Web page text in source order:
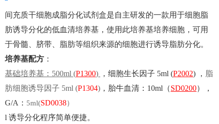
间充质干细胞成脂分化试剂盒是自主研发的一款用于细胞脂
肪诱导分化的低血清培养基，使用此培养基培养细胞，可用
于骨髓、脐带、脂肪等组织来源的细胞进行诱导脂肪分化。
培养基配方 ：
基础培养基：500ml (P1300) ，细胞生长因子 5ml (P2002) ， 脂
肪细胞诱导因子 5ml (P1304) ，胎牛血清：10ml（SD0200），
G/A： 5ml(SD0038）
l 诱导分化程序简单便捷。